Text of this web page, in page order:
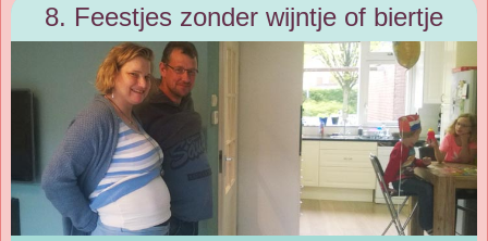
8. Feestjes zonder wijntje of biertje